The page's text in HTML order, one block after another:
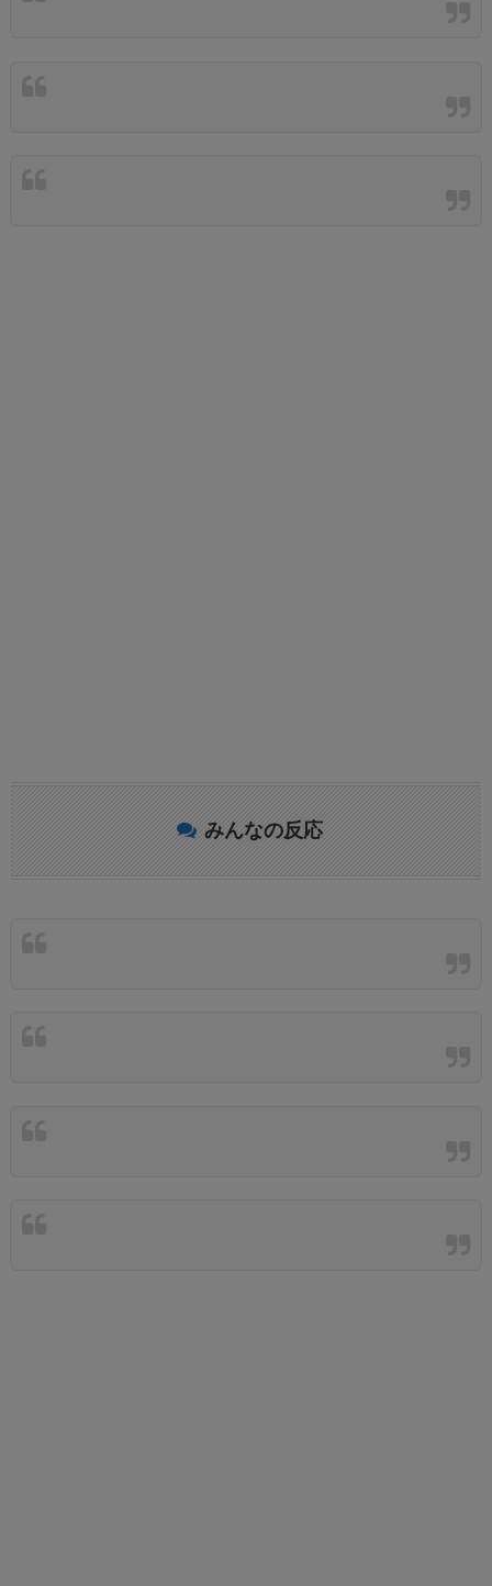
みんなの反応